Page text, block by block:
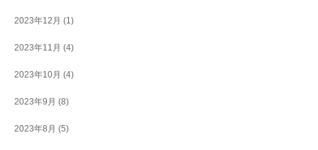
2023年12月 (1)
2023年11月 (4)
2023年10月 (4)
2023年9月 (8)
2023年8月 (5)